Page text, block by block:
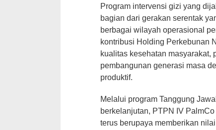
Program intervensi gizi yang
bagian dari gerakan serentak
berbagai wilayah operasional
kontribusi Holding Perkebunan
kualitas kesehatan masyarakat,
pembangunan generasi masa
produktif.
Melalui program Tanggung
berkelanjutan, PTPN IV
terus berupaya memberikan